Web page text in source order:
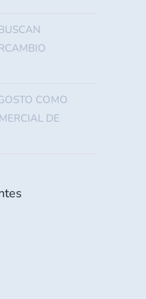
COMO
DE